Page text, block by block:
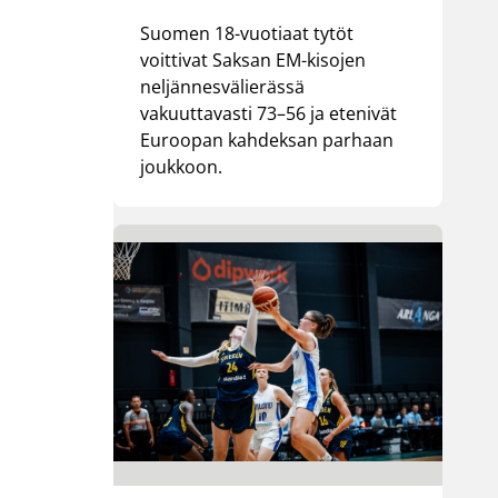
Suomen 18-vuotiaat tytöt
voittivat Saksan EM-kisojen
neljännesvälierässä
vakuuttavasti 73–56 ja etenivät
Euroopan kahdeksan parhaan
joukkoon.